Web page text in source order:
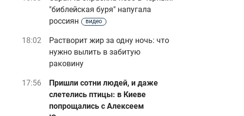
"библейская буря" напугала
россиян
видео
18:02
Растворит жир за одну ночь: что
нужно вылить в забитую
раковину
17:56
Пришли сотни людей, и даже
слетелись птицы: в Киеве
попрощались с Алексеем